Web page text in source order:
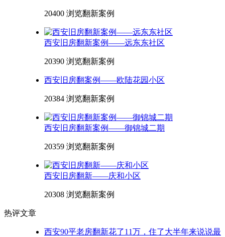
20400 浏览翻新案例
西安旧房翻新案例——远东东社区
20390 浏览翻新案例
西安旧房翻案例——欧陆花园小区
20384 浏览翻新案例
西安旧房翻新案例——御锦城二期
20359 浏览翻新案例
西安旧房翻新——庆和小区
20308 浏览翻新案例
热评文章
西安90平老房翻新花了11万，住了大半年来说说最